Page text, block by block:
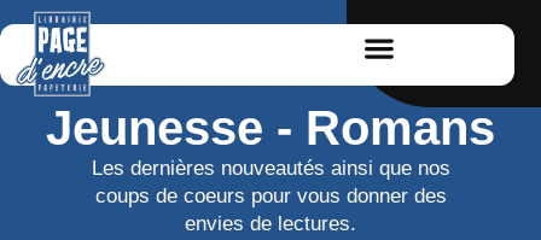
Jeunesse - Romans
Les dernières nouveautés ainsi que nos
coups de coeurs pour vous donner des
envies de lectures.